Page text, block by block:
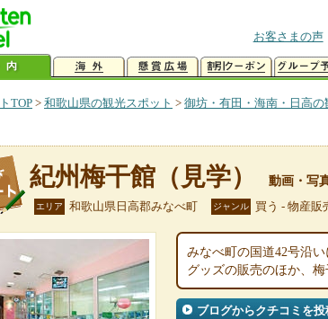
お客さまの声
TOP> 和歌山県の観光スポット > 御坊・有田・海南・日高の
紀州梅干館（見学） 動画・写
エリア 和歌山県日高郡みなべ町 ジャンル 買う - 物産販
みなべ町の国道42号沿
グッズの販売のほか、
ブログからクチコミを投